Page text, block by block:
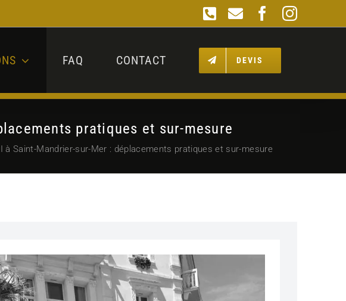
Téléphone
EmailFacebook
FAQ CONTACT DEVIS
pratiques et sur-mesure
à Saint-Mandrier-sur-Mer : déplacements pratiques et sur-mesure